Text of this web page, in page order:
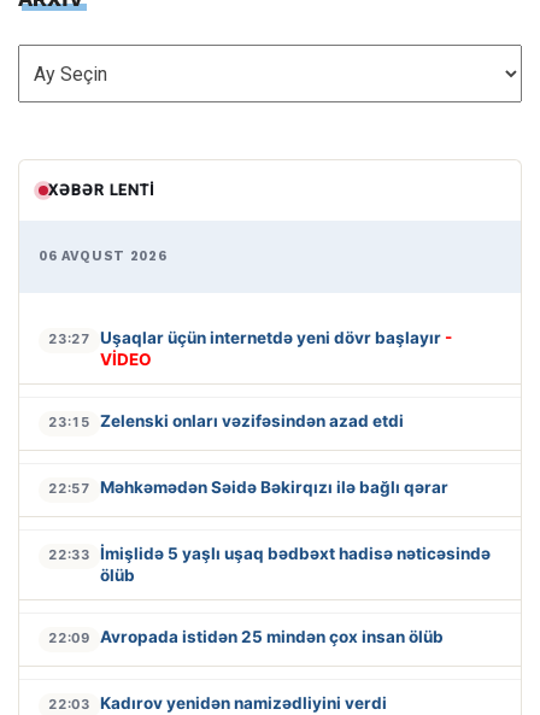
ARXİV
XƏBƏR LENTI
06 AVQUST 2026
23:27 Uşaqlar üçün internetdə yeni dövr başlayır -
VİDEO
23:15 Zelenski onları vəzifəsindən azad etdi
22:57 Məhkəmədən Səidə Bəkirqızı ilə bağlı qərar
22:33
İmişlidə 5 yaşlı uşaq bədbəxt hadisə nəticəsində
ölüb
22:09 Avropada istidən 25 mindən çox insan ölüb
22:03 Kadırov yenidən namizədliyini verdi